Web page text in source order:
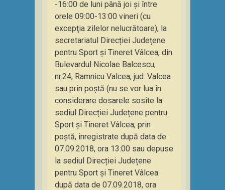
-16:00 de luni până joi și între
orele 09:00-13:00 vineri (cu
excepţia zilelor nelucrătoare), la
secretariatul Direcției Județene
pentru Sport și Tineret Vâlcea, din
Bulevardul Nicolae Balcescu,
nr.24, Ramnicu Valcea, jud. Valcea
sau prin poștă (nu se vor lua în
considerare dosarele sosite la
sediul Direcției Județene pentru
Sport și Tineret Vâlcea, prin
poștă, înregistrate după data de
07.09.2018, ora 13:00 sau depuse
la sediul Direcției Județene
pentru Sport și Tineret Vâlcea
după data de 07.09.2018, ora